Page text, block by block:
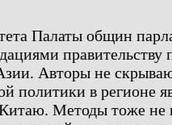
Палаты общин
правительству
Авторы не
политики в регионе
Методы тоже